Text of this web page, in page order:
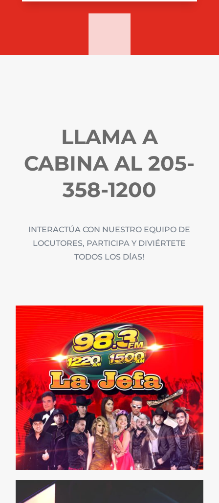
LLAMA A
CABINA AL 205-
358-1200
INTERACTÚA CON NUESTRO EQUIPO DE
LOCUTORES, PARTICIPA Y DIVIÉRTETE
TODOS LOS DÍAS!